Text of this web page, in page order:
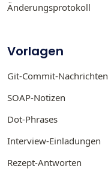
Änderungsprotokoll
Vorlagen
Git-Commit-Nachrichten
SOAP-Notizen
Dot-Phrases
Interview-Einladungen
Rezept-Antworten